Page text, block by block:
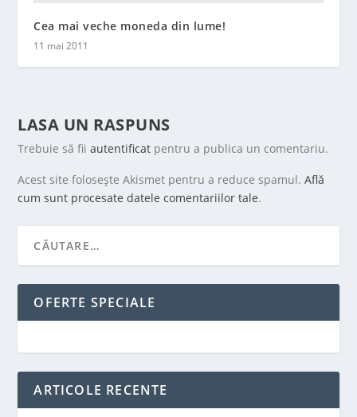
Cea mai veche moneda din lume!
11 mai 2011
LASA UN RASPUNS
Trebuie să fiiautentificat pentru a publica un comentariu.
Acest site folosește Akismet pentru a reduce spamul.Află
cum sunt procesate datele comentariilor tale.
OFERTE SPECIALE
ARTICOLE RECENTE